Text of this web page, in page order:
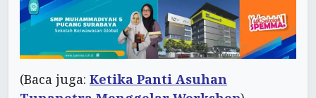
(Baca juga: Ketika Panti Asuhan